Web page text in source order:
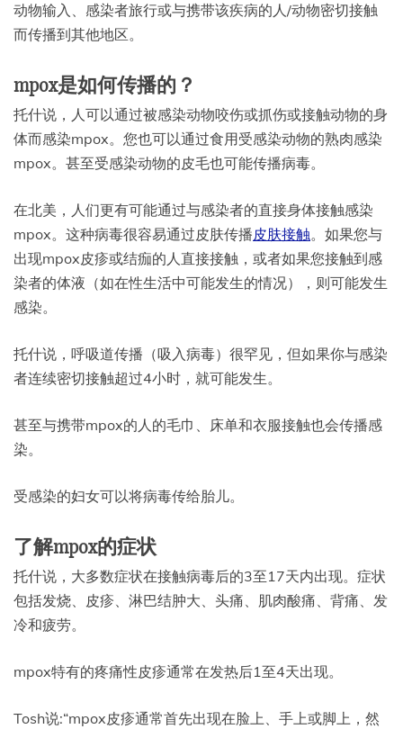
动物输入、感染者旅行或与携带该疾病的人/动物密切接触
而传播到其他地区。
mpox是如何传播的？
托什说，人可以通过被感染动物咬伤或抓伤或接触动物的身
体而感染mpox。您也可以通过食用受感染动物的熟肉感染
mpox。甚至受感染动物的皮毛也可能传播病毒。
在北美，人们更有可能通过与感染者的直接身体接触感染
mpox。这种病毒很容易通过皮肤传播皮肤接触。如果您与
出现mpox皮疹或结痂的人直接接触，或者如果您接触到感
染者的体液（如在性生活中可能发生的情况），则可能发生
感染。
托什说，呼吸道传播（吸入病毒）很罕见，但如果你与感染
者连续密切接触超过4小时，就可能发生。
甚至与携带mpox的人的毛巾、床单和衣服接触也会传播感
染。
受感染的妇女可以将病毒传给胎儿。
了解mpox的症状
托什说，大多数症状在接触病毒后的3至17天内出现。症状
包括发烧、皮疹、淋巴结肿大、头痛、肌肉酸痛、背痛、发
冷和疲劳。
mpox特有的疼痛性皮疹通常在发热后1至4天出现。
Tosh说:“mpox皮疹通常首先出现在脸上、手上或脚上，然